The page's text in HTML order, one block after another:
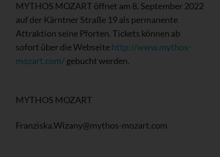
MYTHOS MOZART öffnet am 8. September 2022
auf der Kärntner Straße 19 als permanente
Attraktion seine Pforten. Tickets können ab
sofort über die Webseitehttp://www.mythos-
mozart.com/gebucht werden.
MYTHOS MOZART
Franziska.Wizany@mythos-mozart.com